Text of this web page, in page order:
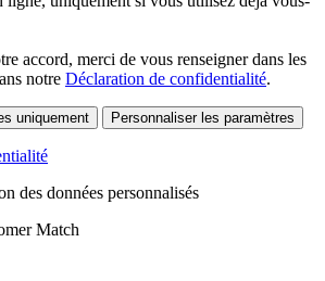
accord, merci de vous renseigner dans les
notre Déclaration de confidentialité.
uniquement Personnaliser les paramètres
des données personnalisés
Match